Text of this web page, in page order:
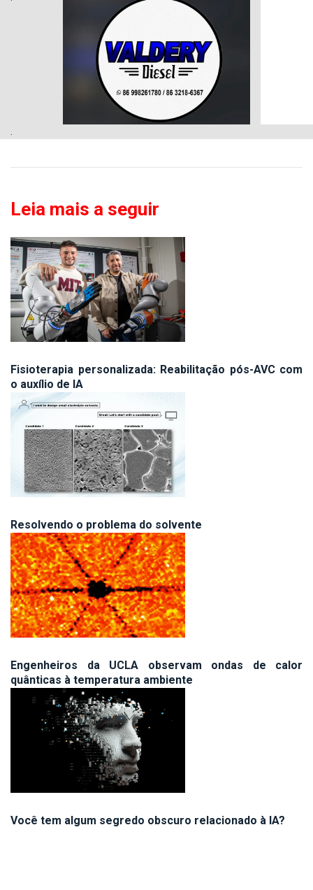
.
Leia mais a seguir
Fisioterapia personalizada: Reabilitação pós-AVC com
o auxílio de IA
Resolvendo o problema do solvente
Engenheiros da UCLA observam ondas de calor
quânticas à temperatura ambiente
Você tem algum segredo obscuro relacionado à IA?